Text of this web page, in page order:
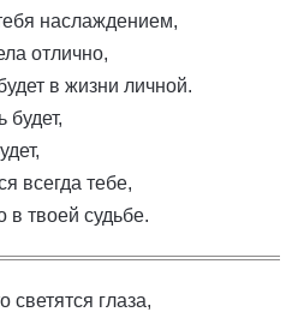
наслаждением,
отлично,
в жизни личной.
будет,
всегда тебе,
в твоей судьбе.
светятся глаза,